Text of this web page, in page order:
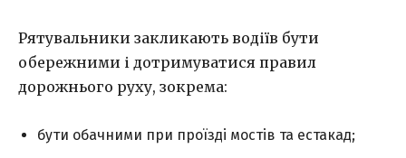
Рятувальники закликають водіїв бути
обережними і дотримуватися правил
дорожнього руху, зокрема:
бути обачними при проїзді мостів та естакад;